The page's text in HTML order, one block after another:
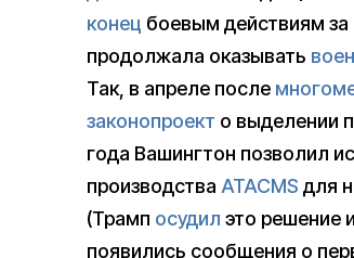
конец боевым действиям
продолжала оказывать
Так, в апреле после
законопроект о выделении
года Вашингтон позволил
производства ATACMS для
(Трамп осудил это решение
появились сообщения о